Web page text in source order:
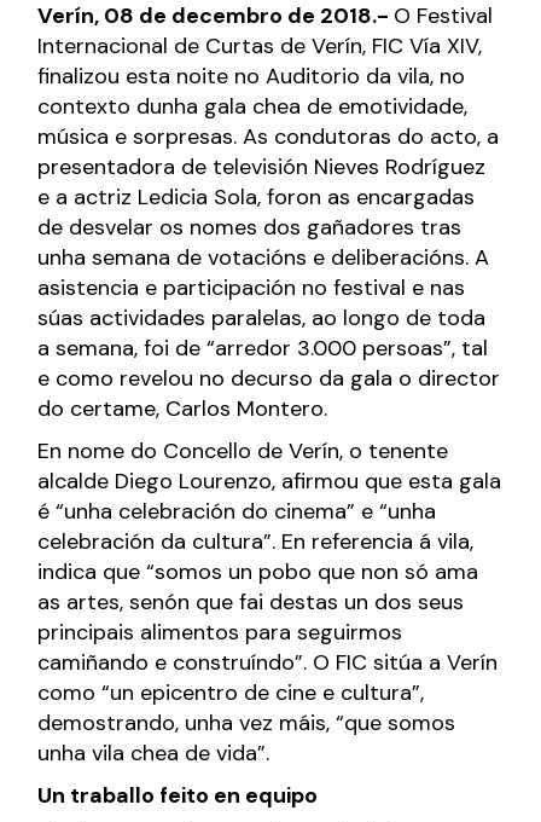
Verín, 08 de decembro de 2018.- O Festival
Internacional de Curtas de Verín, FIC Vía XIV,
finalizou esta noite no Auditorio da vila, no
contexto dunha gala chea de emotividade,
música e sorpresas. As condutoras do acto, a
presentadora de televisión Nieves Rodríguez
e a actriz Ledicia Sola, foron as encargadas
de desvelar os nomes dos gañadores tras
unha semana de votacións e deliberacións. A
asistencia e participación no festival e nas
súas actividades paralelas, ao longo de toda
a semana, foi de “arredor 3.000 persoas”, tal
e como revelou no decurso da gala o director
do certame, Carlos Montero.
En nome do Concello de Verín, o tenente
alcalde Diego Lourenzo, afirmou que esta gala
é “unha celebración do cinema” e “unha
celebración da cultura”. En referencia á vila,
indica que “somos un pobo que non só ama
as artes, senón que fai destas un dos seus
principais alimentos para seguirmos
camiñando e construíndo”. O FIC sitúa a Verín
como “un epicentro de cine e cultura”,
demostrando, unha vez máis, “que somos
unha vila chea de vida”.
Un traballo feito en equipo